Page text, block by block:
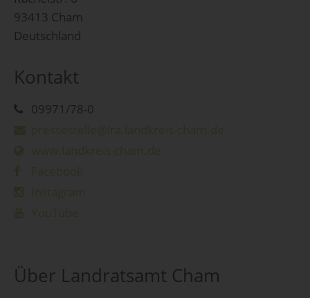
93413 Cham
Deutschland
Kontakt
09971/78-0
Über Landratsamt Cham